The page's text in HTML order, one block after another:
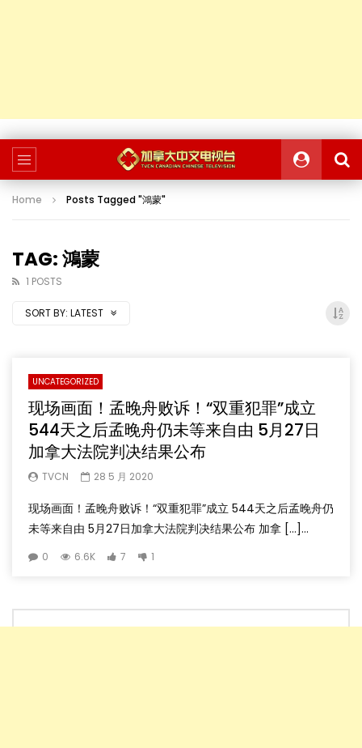
Home Posts Tagged "鴻蒙"
TAG: 鴻蒙
1 POSTS
SORT BY: LATEST
UNCATEGORIZED
现场画面！孟晚舟败诉！“双重犯罪”成立
544天之后孟晚舟仍未等来自由 5月27日
加拿大法院判决结果公布
TVCN 28 5 月 2020
现场画面！孟晚舟败诉！“双重犯罪”成立 544天之后孟晚舟仍
未等来自由 5月27日加拿大法院判决结果公布 加拿 […]...
0 6.6K 7 1